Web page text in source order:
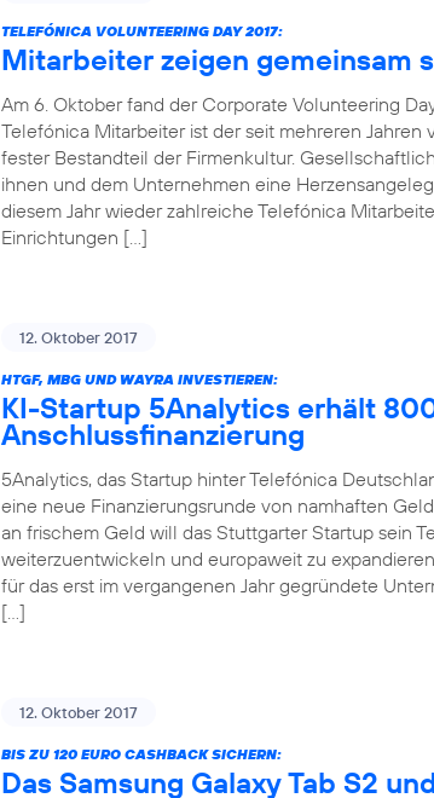
TELEFÓNICA VOLUNTEERING DAY 2017:
Mitarbeiter zeigen gemeinsam
Am 6. Oktober fand der Corporate Volunteering
Telefónica Mitarbeiter ist der seit mehreren
fester Bestandteil der Firmenkultur.
ihnen und dem Unternehmen eine
diesem Jahr wieder zahlreiche Telefónica
Einrichtungen […]
12. Oktober 2017
HTGF, MBG UND WAYRA INVESTIEREN:
KI-Startup 5Analytics erhält
Anschlussfinanzierung
5Analytics, das Startup hinter Telefónica
eine neue Finanzierungsrunde von namhaften
an frischem Geld will das Stuttgarter Startup sein
weiterzuentwickeln und europaweit zu
für das erst im vergangenen Jahr gegründete
[…]
12. Oktober 2017
BIS ZU 120 EURO CASHBACK SICHERN:
Das Samsung Galaxy Tab S2